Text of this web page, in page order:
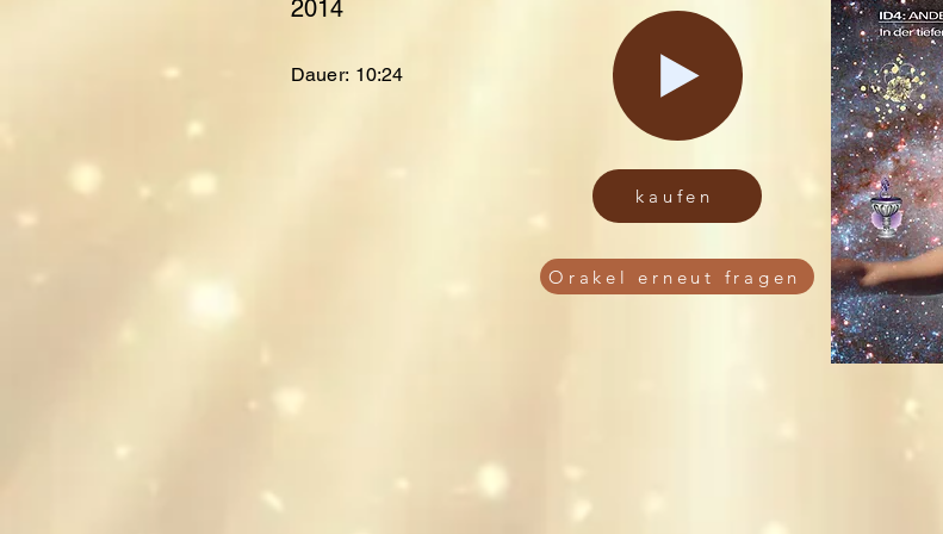
2014
Dauer: 10:24
kaufen
Orakel erneut fragen